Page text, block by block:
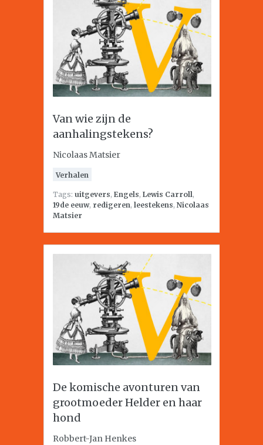
Van wie zijn de
aanhalingstekens?
Nicolaas Matsier
Verhalen
Tags: uitgevers, Engels, Lewis Carroll,
19de eeuw, redigeren, leestekens, Nicolaas
Matsier
De komische avonturen van
grootmoeder Helder en haar
hond
Robbert-Jan Henkes